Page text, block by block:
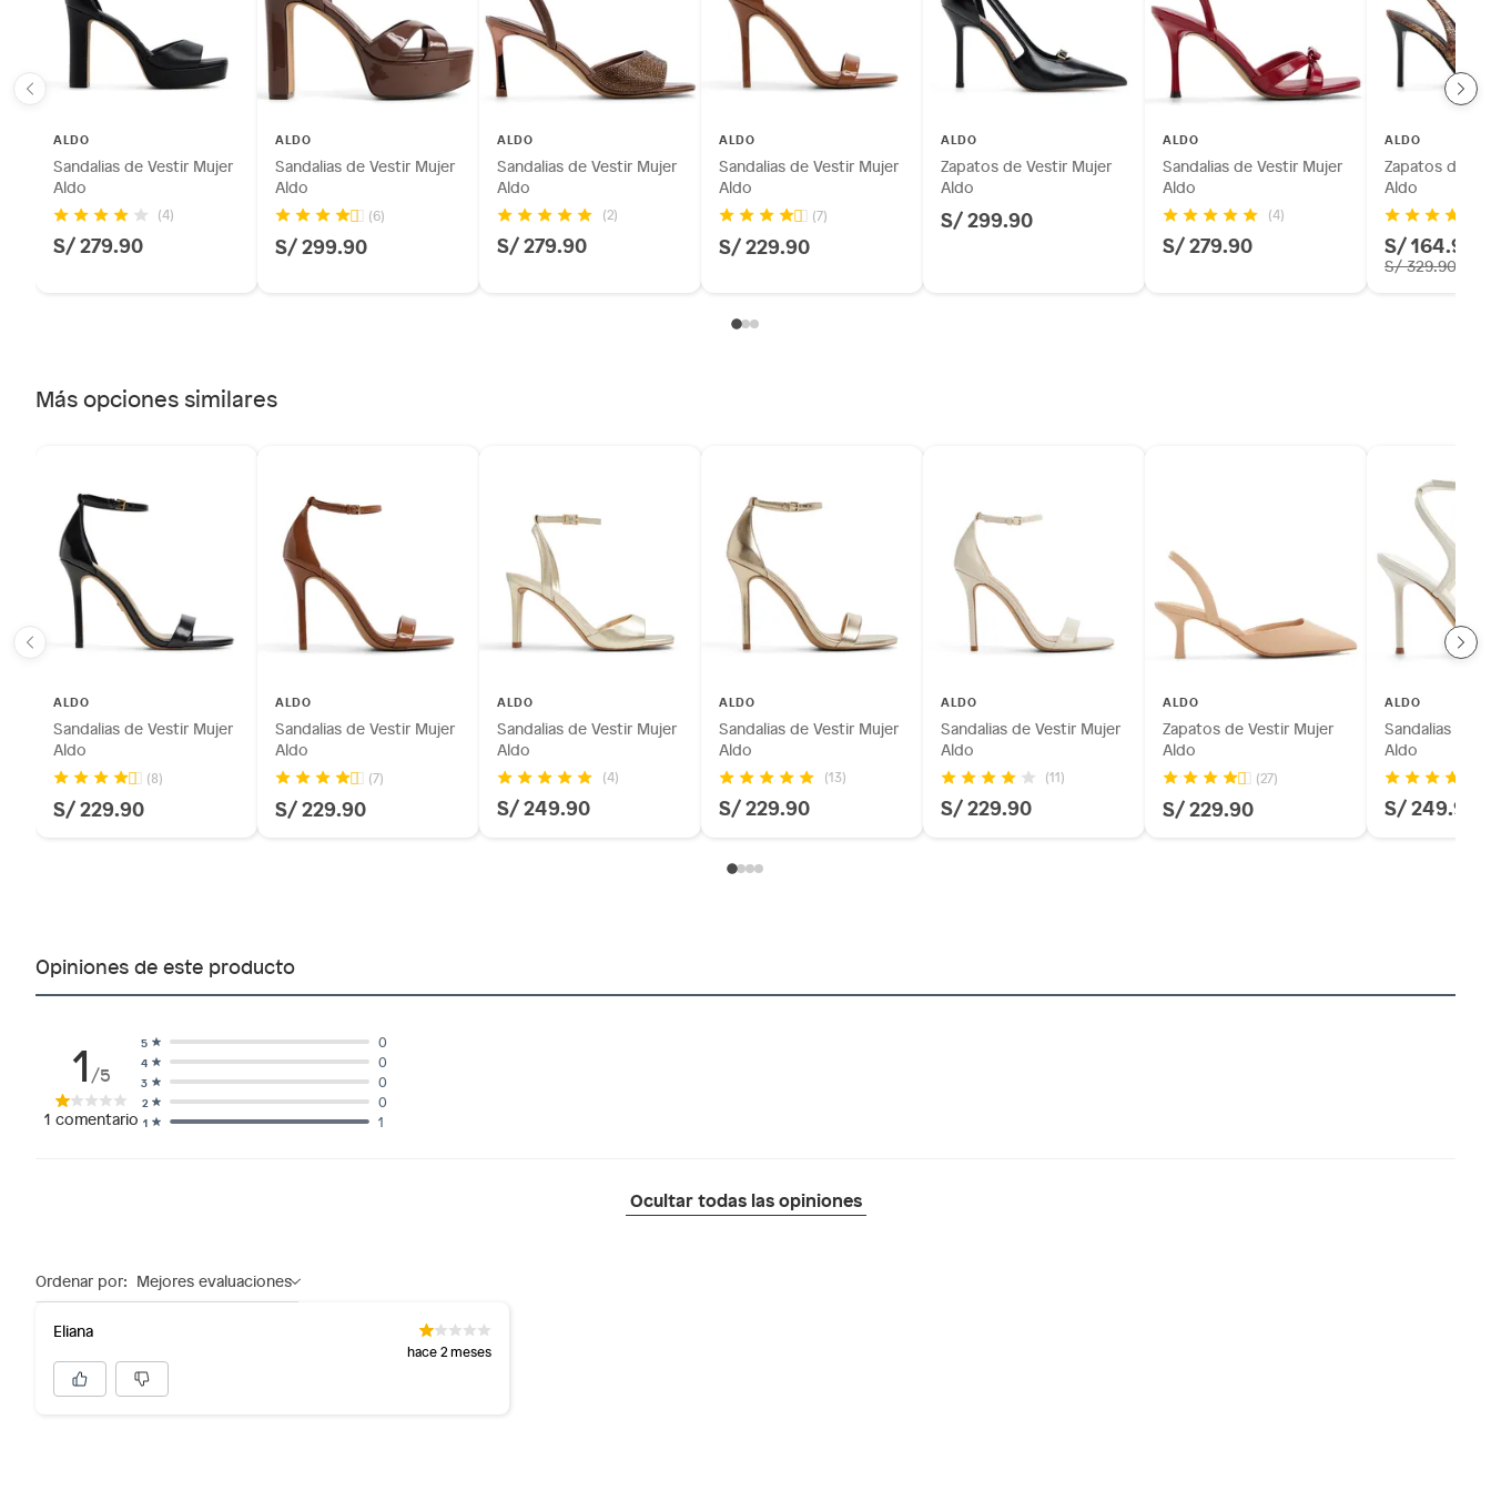
sellos.
Alimentos, bebidas, fórmulas y leches para bebés.
Productos hechos a medida.
Productos que hayan sido previamente instalados.
Baterías de auto.
Motocicletas y bicicletas motorizadas.
Licores y cigarros electrónicos.
ALDO
Sandalias de Vestir Mujer
Aldo
(4)
S/ 279.90
ALDO
Sandalias de Vestir Mujer
Aldo
(6)
S/ 299.90
ALDO
Sandalias de Vestir Mujer
Aldo
(2)
S/ 279.90
ALDO
Sandalias de Vestir Mujer
Aldo
(7)
S/ 229.90
ALDO
Zapatos de Vestir Mujer
Aldo
S/ 299.90
ALDO
Sandalias de Vestir Mujer
Aldo
(4)
S/ 279.90
ALDO
Zapatos de
Aldo
S/ 164.95
S/ 329.90
Más opciones similares
ALDO
Sandalias de Vestir Mujer
Aldo
(8)
S/ 229.90
ALDO
Sandalias de Vestir Mujer
Aldo
(7)
S/ 229.90
ALDO
Sandalias de Vestir Mujer
Aldo
(4)
S/ 249.90
ALDO
Sandalias de Vestir Mujer
Aldo
(13)
S/ 229.90
ALDO
Sandalias de Vestir Mujer
Aldo
(11)
S/ 229.90
ALDO
Zapatos de Vestir Mujer
Aldo
(27)
S/ 229.90
ALDO
Sandalias de
Aldo
S/ 249.90
Opiniones de este producto
1 /5
1 comentario 1 1
2 0
3 0
4 0
5 0
Ocultar todas las opiniones
Ordenar por: Mejores evaluaciones
Eliana
hace 2 meses